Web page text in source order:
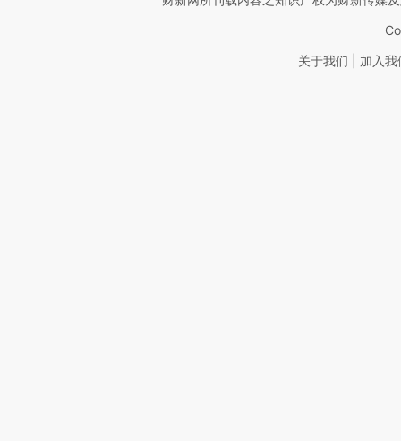
关于我们 加入我